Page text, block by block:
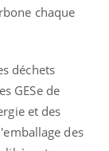
chaque
déchets
GESe de
et des
des